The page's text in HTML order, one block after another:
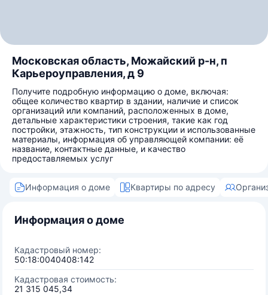
Московская область, Можайский р-н, п
Карьероуправления, д 9
Получите подробную информацию о доме, включая:
общее количество квартир в здании, наличие и список
организаций или компаний, расположенных в доме,
детальные характеристики строения, такие как год
постройки, этажность, тип конструкции и использованные
материалы, информация об управляющей компании: её
название, контактные данные, и качество
предоставляемых услуг
Информация о доме Квартиры по адресу
Информация о доме
Кадастровый номер:
50:18:0040408:142
Кадастровая стоимость:
21 315 045,34